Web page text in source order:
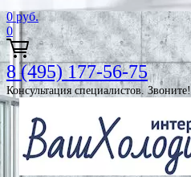
0 руб.
0
8 (495) 177-56-75
Консультация специалистов. Звоните!